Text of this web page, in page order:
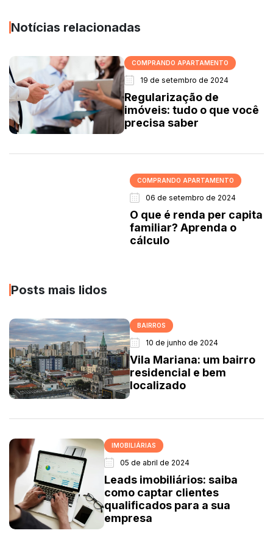
Notícias relacionadas
COMPRANDO APARTAMENTO
19 de setembro de 2024
Regularização de
imóveis: tudo o que você
precisa saber
COMPRANDO APARTAMENTO
06 de setembro de 2024
O que é renda per capita
familiar? Aprenda o
cálculo
Posts mais lidos
BAIRROS
10 de junho de 2024
Vila Mariana: um bairro
residencial e bem
localizado
IMOBILIÁRIAS
05 de abril de 2024
Leads imobiliários: saiba
como captar clientes
qualificados para a sua
empresa